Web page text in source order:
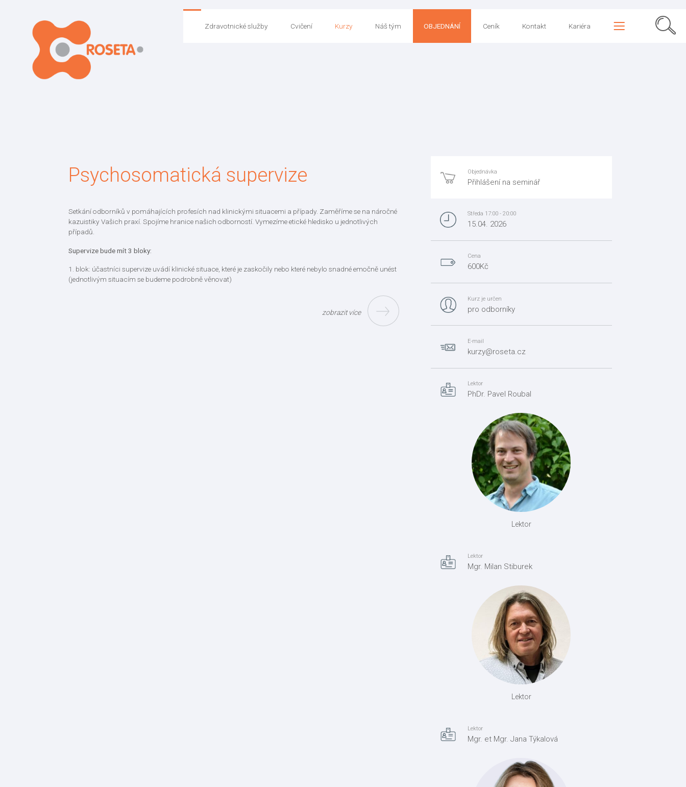
Zdravotnické služby Cvičení Kurzy Náš tým OBJEDNÁNÍ Ceník Kontakt Kariéra
Psychosomatická supervize
Setkání odborníků v pomáhajících profesích nad klinickými situacemi a případy. Zaměříme se na náročné
kazuistiky Vašich praxí. Spojíme hranice našich odborností. Vymezíme etické hledisko u jednotlivých
případů.
Supervize bude mít 3 bloky:
1. blok: účastníci supervize uvádí klinické situace, které je zaskočily nebo které nebylo snadné emočně unést
(jednotlivým situacím se budeme podrobně věnovat)
zobrazit více
Objednávka
Přihlášení na seminář
Středa 17:00 - 20:00
15.04. 2026
Cena
600Kč
Kurz je určen
pro odborníky
E-mail
kurzy@roseta.cz
Lektor
PhDr. Pavel Roubal
Lektor
Lektor
Mgr. Milan Stiburek
Lektor
Lektor
Mgr. et Mgr. Jana Týkalová